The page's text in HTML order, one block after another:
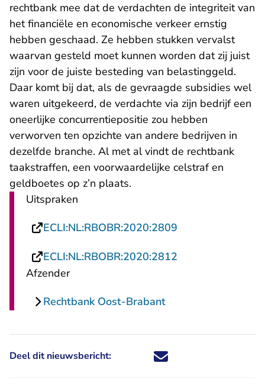
rechtbank mee dat de verdachten de integriteit van
het financiële en economische verkeer ernstig
hebben geschaad. Ze hebben stukken vervalst
waarvan gesteld moet kunnen worden dat zij juist
zijn voor de juiste besteding van belastinggeld.
Daar komt bij dat, als de gevraagde subsidies wel
waren uitgekeerd, de verdachte via zijn bedrijf een
oneerlijke concurrentiepositie zou hebben
verworven ten opzichte van andere bedrijven in
dezelfde branche. Al met al vindt de rechtbank
taakstraffen, een voorwaardelijke celstraf en
geldboetes op z’n plaats.
Uitspraken
ECLI:NL:RBOBR:2020:2809
ECLI:NL:RBOBR:2020:2812
Afzender
Rechtbank Oost-Brabant
Deel dit nieuwsbericht: Deel dit nieuwsbericht via X -
Deel dit nieuwsbericht via
Deel dit nieuwsbericht
Deel dit